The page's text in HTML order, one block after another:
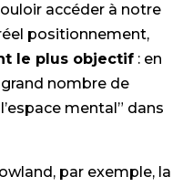
accéder à notre
positionnement,
le plus objectif : en
nombre de
mental” dans
par exemple, la